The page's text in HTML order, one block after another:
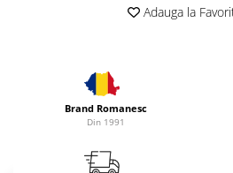
Adauga la
Brand Romanesc
Din 1991